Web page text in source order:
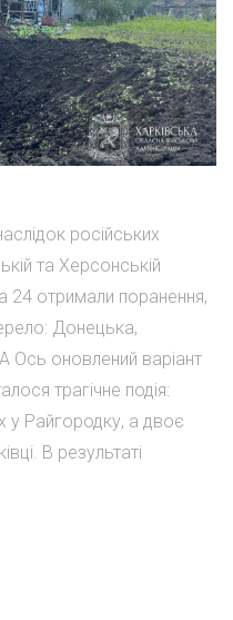
російських
та Херсонській
24 отримали поранення,
Донецька,
Ось оновлений варіант
трагічне подія:
у Райгородку, а двоє
В результаті